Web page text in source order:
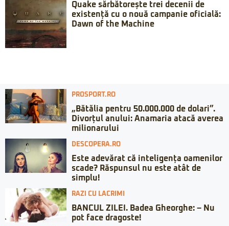
Quake sărbătorește trei decenii de
existență cu o nouă campanie oficială:
Dawn of the Machine
PROSPORT.RO
„Bătălia pentru 50.000.000 de dolari”.
Divorțul anului: Anamaria atacă averea
milionarului
DESCOPERA.RO
Este adevărat că inteligența oamenilor
scade? Răspunsul nu este atât de
simplu!
RAZI CU LACRIMI
BANCUL ZILEI. Badea Gheorghe: – Nu
pot face dragoste!